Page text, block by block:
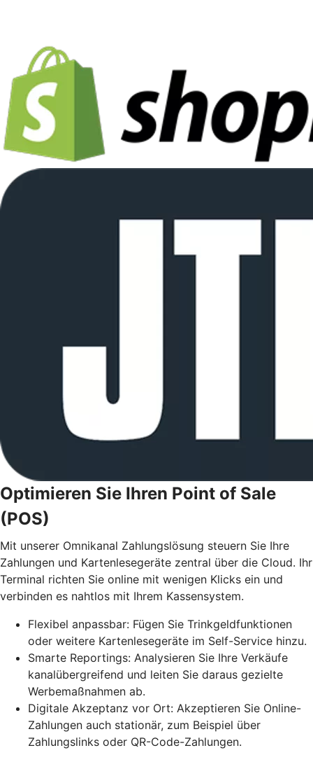
Optimieren Sie Ihren Point of Sale
(POS)
Mit unserer Omnikanal Zahlungslösung steuern Sie Ihre
Zahlungen und Kartenlesegeräte zentral über die Cloud. Ihr
Terminal richten Sie online mit wenigen Klicks ein und
verbinden es nahtlos mit Ihrem Kassensystem.
Flexibel anpassbar: Fügen Sie Trinkgeldfunktionen
oder weitere Kartenlesegeräte im Self-Service hinzu.
Smarte Reportings: Analysieren Sie Ihre Verkäufe
kanalübergreifend und leiten Sie daraus gezielte
Werbemaßnahmen ab.
Digitale Akzeptanz vor Ort: Akzeptieren Sie Online-
Zahlungen auch stationär, zum Beispiel über
Zahlungslinks oder QR-Code-Zahlungen.